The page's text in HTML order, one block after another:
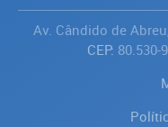
Av. Cândido de
CEP: 80.530-